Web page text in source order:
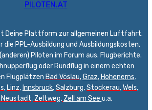
Deine Plattform zur allgemeinen Luftfahrt.
die PPL-Ausbildung und Ausbildungskosten.
Piloten im Forum aus. Flugberichte.
oder Rundflug in einem echten
Flugplätzen Bad Vöslau,Graz, Hohenems,
, Linz, Innsbruck,Salzburg,Stockerau,Wels,
Neustadt, Zeltweg, Zell am See u.a.